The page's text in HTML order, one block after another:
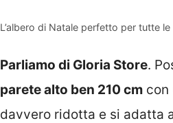
L’albero di Natale perfetto per tutte
Parliamo di Gloria Store.
parete alto ben 210 cm con
davvero ridotta e si adatta